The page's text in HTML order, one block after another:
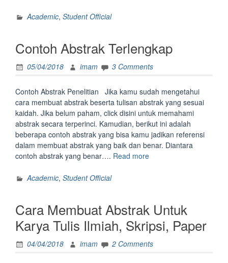
Academic, Student Official
Contoh Abstrak Terlengkap
05/04/2018 imam 3 Comments
Contoh Abstrak Penelitian Jika kamu sudah mengetahui
cara membuat abstrak beserta tulisan abstrak yang sesuai
kaidah. Jika belum paham, click disini untuk memahami
abstrak secara terperinci. Kamudian, berikut ini adalah
beberapa contoh abstrak yang bisa kamu jadikan referensi
dalam membuat abstrak yang baik dan benar. Diantara
contoh abstrak yang benar…. Read more“Contoh
Academic, Student Official
Cara Membuat Abstrak Untuk
Karya Tulis Ilmiah, Skripsi, Paper
04/04/2018 imam 2 Comments